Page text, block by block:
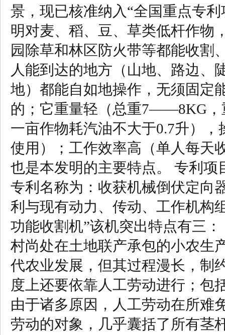
景，现已核准纳入“全国重点专
明对麦、稻、豆、草类低杆作物
园除草和林区防火带等都能收割
人能到达的地方（山地、路边、
地）都能自如地操作，无须固定
的；它重量轻（总重7——8KG，
一亩作物耗汽油不大于0.7升）
使用）；工作效率高（单人每天
也是本发明的主要特点。 专利
专利名称为：收获机械倒伏定向
利与现有动力、传动、工作机构
功能收割机”该机突出特点有三
村尚处在土地联产承包的小农生
代农业发展，但其过程漫长，制
度上还要依靠人工劳动进行；包
由于诸多原因，人工劳动在所难
劳动的对象，几乎囊括了所有茎